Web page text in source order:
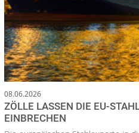
08.06.2026
ZÖLLE LASSEN DIE EU-
EINBRECHEN